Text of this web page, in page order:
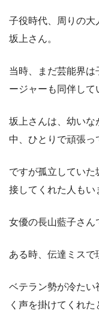
子役時代、周りの大
坂上さん。
当時、まだ芸能界
ージャーも同伴して
坂上さんは、幼いな
中、ひとりで頑張っ
ですが孤立していた
接してくれた人もい
女優の長山藍子さん
ある時、伝達ミスで
ベテラン勢が冷たい
く声を掛けてくれた